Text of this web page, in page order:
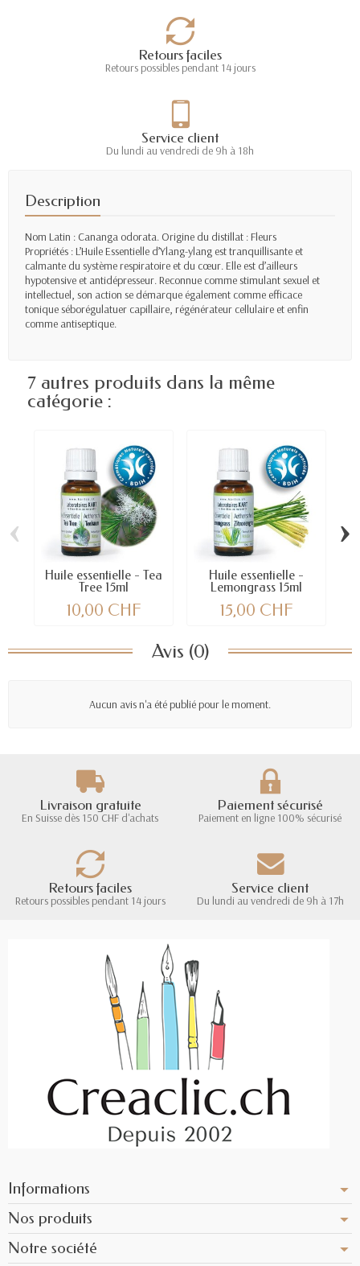
Retours faciles
Retours possibles pendant 14 jours
Service client
Du lundi au vendredi de 9h à 18h
Description
Nom Latin : Cananga odorata. Origine du distillat : Fleurs
Propriétés : L’Huile Essentielle d’Ylang-ylang est tranquillisante et
calmante du système respiratoire et du cœur. Elle est d’ailleurs
hypotensive et antidépresseur. Reconnue comme stimulant sexuel et
intellectuel, son action se démarque également comme efficace
tonique séborégulatuer capillaire, régénérateur cellulaire et enfin
comme antiseptique.
7 autres produits dans la même
catégorie :
Huile essentielle - Tea
Tree 15ml
10,00 CHF
Huile essentielle -
Lemongrass 15ml
15,00 CHF
‹ ›
Avis (0)
Aucun avis n'a été publié pour le moment.
Livraison gratuite
En Suisse dès 150 CHF d'achats
Paiement sécurisé
Paiement en ligne 100% sécurisé
Retours faciles
Retours possibles pendant 14 jours
Service client
Du lundi au vendredi de 9h à 17h
Informations
Nos produits
Notre société